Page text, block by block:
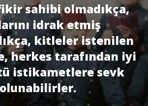
sahibi olmadıkça,
idrak etmiş
kitleler istenilen
herkes tarafından iyi
istikametlere sevk
olunabilirler.